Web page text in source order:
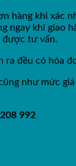
hàng khi xác
khi giao
được tư vấn.
đều có hóa
như mức
992